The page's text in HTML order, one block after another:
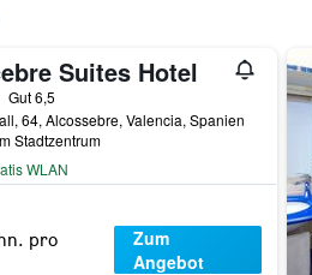
Suites Hotel
Gut 6,5
64, Alcossebre, Valencia, Spanien
Stadtzentrum
WLAN
pro
Zum
Angebot